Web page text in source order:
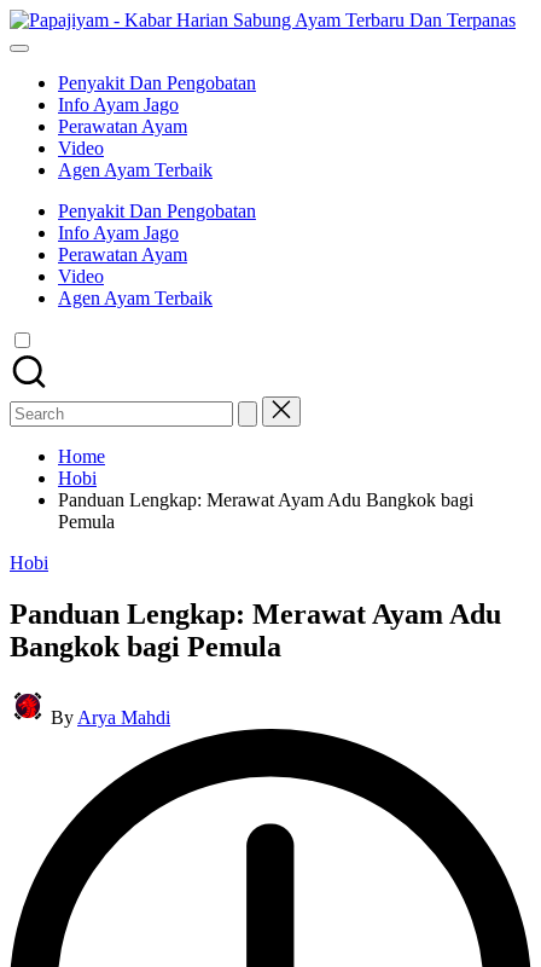
Skip
to
Memberikan
kabar
harian
tentang
sabung
yang
terbaru
terpanas
untuk
sajikan
ke
semua
penggemar
sabung
ayam.
Penyakit Dan Pengobatan
Info Ayam Jago
Perawatan Ayam
Video
Agen Ayam Terbaik
Penyakit Dan Pengobatan
Info Ayam Jago
Perawatan Ayam
Video
Agen Ayam Terbaik
Search
for:
Home
Hobi
Panduan Lengkap: Merawat Ayam Adu Bangkok bagi
Pemula
Posted
Hobi
Panduan Lengkap: Merawat Ayam Adu
Bangkok bagi Pemula
Posted
by
By Arya Mahdi